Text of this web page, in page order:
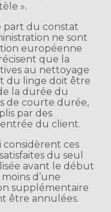
».
part du constat
ne sont
européenne
que la
au nettoyage
du linge doit être
la durée du
de courte durée,
par des
du client.
considèrent ces
du seul
avant le début
d’une
supplémentaire
être annulées.